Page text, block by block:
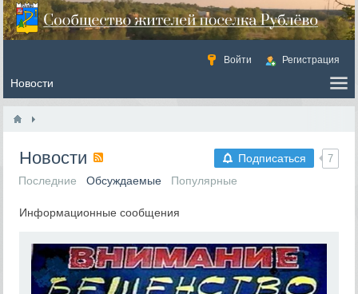
Войти Регистрация
Подписаться 7
Новости
Последние Обсуждаемые Популярные
Информационные сообщения